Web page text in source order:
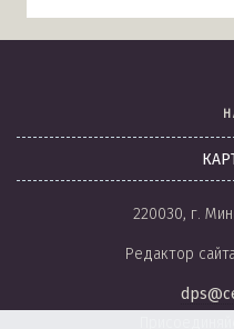
220030, г.
Редактор